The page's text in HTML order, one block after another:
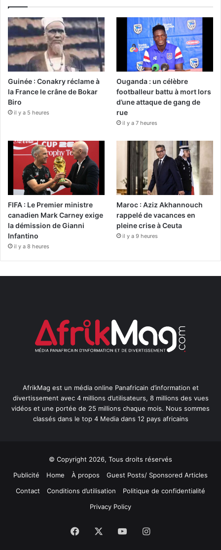
Guinée : Conakry réclame à
la France le crâne de Bokar
Biro
il y a 5 heures
Ouganda : un célèbre
footballeur battu à mort lors
d’une attaque de gang de
rue
il y a 7 heures
FIFA : Le Premier ministre
canadien Mark Carney exige
la démission de Gianni
Infantino
il y a 8 heures
Maroc : Aziz Akhannouch
rappelé de vacances en
pleine crise à Ceuta
il y a 9 heures
AfrikMag est un média online Panafricain d’information et
divertissement avec 4 millions d’utilisateurs, 8 millions des vues
vidéos et une portée de 25 millions chaque mois. Nous sommes
classés dans le top 4 Media dans 12 pays africains
© Copyright 2026, Tous droits réservés
Publicité
Home À propos
Guest Posts/ Sponsored Articles
Contact
Conditions d’utilisation
Politique de confidentialité
Privacy Policy
Facebook YouTubeInstagram